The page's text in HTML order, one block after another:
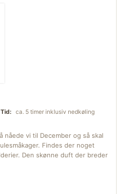
Tid: ca. 5 timer inklusiv nedkøling
nåede vi til December og så skal
Findes der noget
Den skønne duft der breder